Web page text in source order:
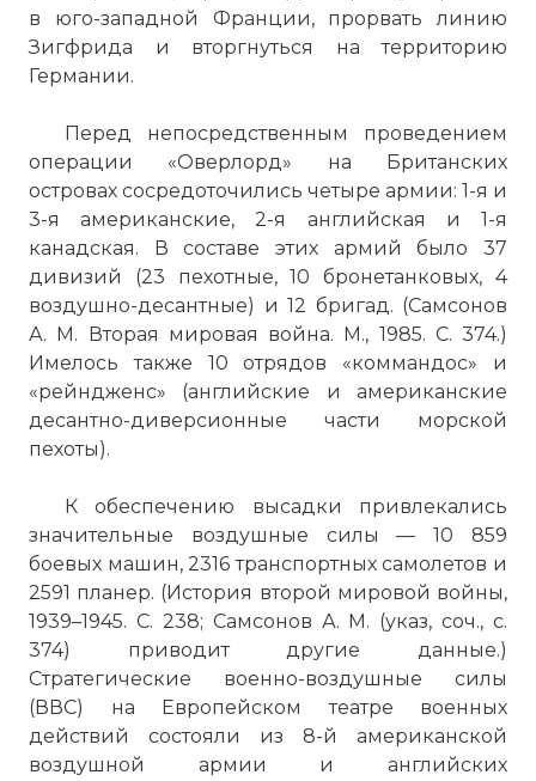
в юго-западной Франции, прорвать линию
Зигфрида и вторгнуться на территорию
Германии.
Перед непосредственным проведением
операции «Оверлорд» на Британских
островах сосредоточились четыре армии: 1-я и
3-я американские, 2-я английская и 1-я
канадская. В составе этих армий было 37
дивизий (23 пехотные, 10 бронетанковых, 4
воздушно-десантные) и 12 бригад. (Самсонов
А. М. Вторая мировая война. М., 1985. С. 374.)
Имелось также 10 отрядов «коммандос» и
«рейндженс» (английские и американские
десантно-диверсионные части морской
пехоты).
К обеспечению высадки привлекались
значительные воздушные силы — 10 859
боевых машин, 2316 транспортных самолетов и
2591 планер. (История второй мировой войны,
1939–1945. С. 238; Самсонов А. М. (указ, соч., с.
374) приводит другие данные.)
Стратегические военно-воздушные силы
(ВВС) на Европейском театре военных
действий состояли из 8-й американской
воздушной армии и английских